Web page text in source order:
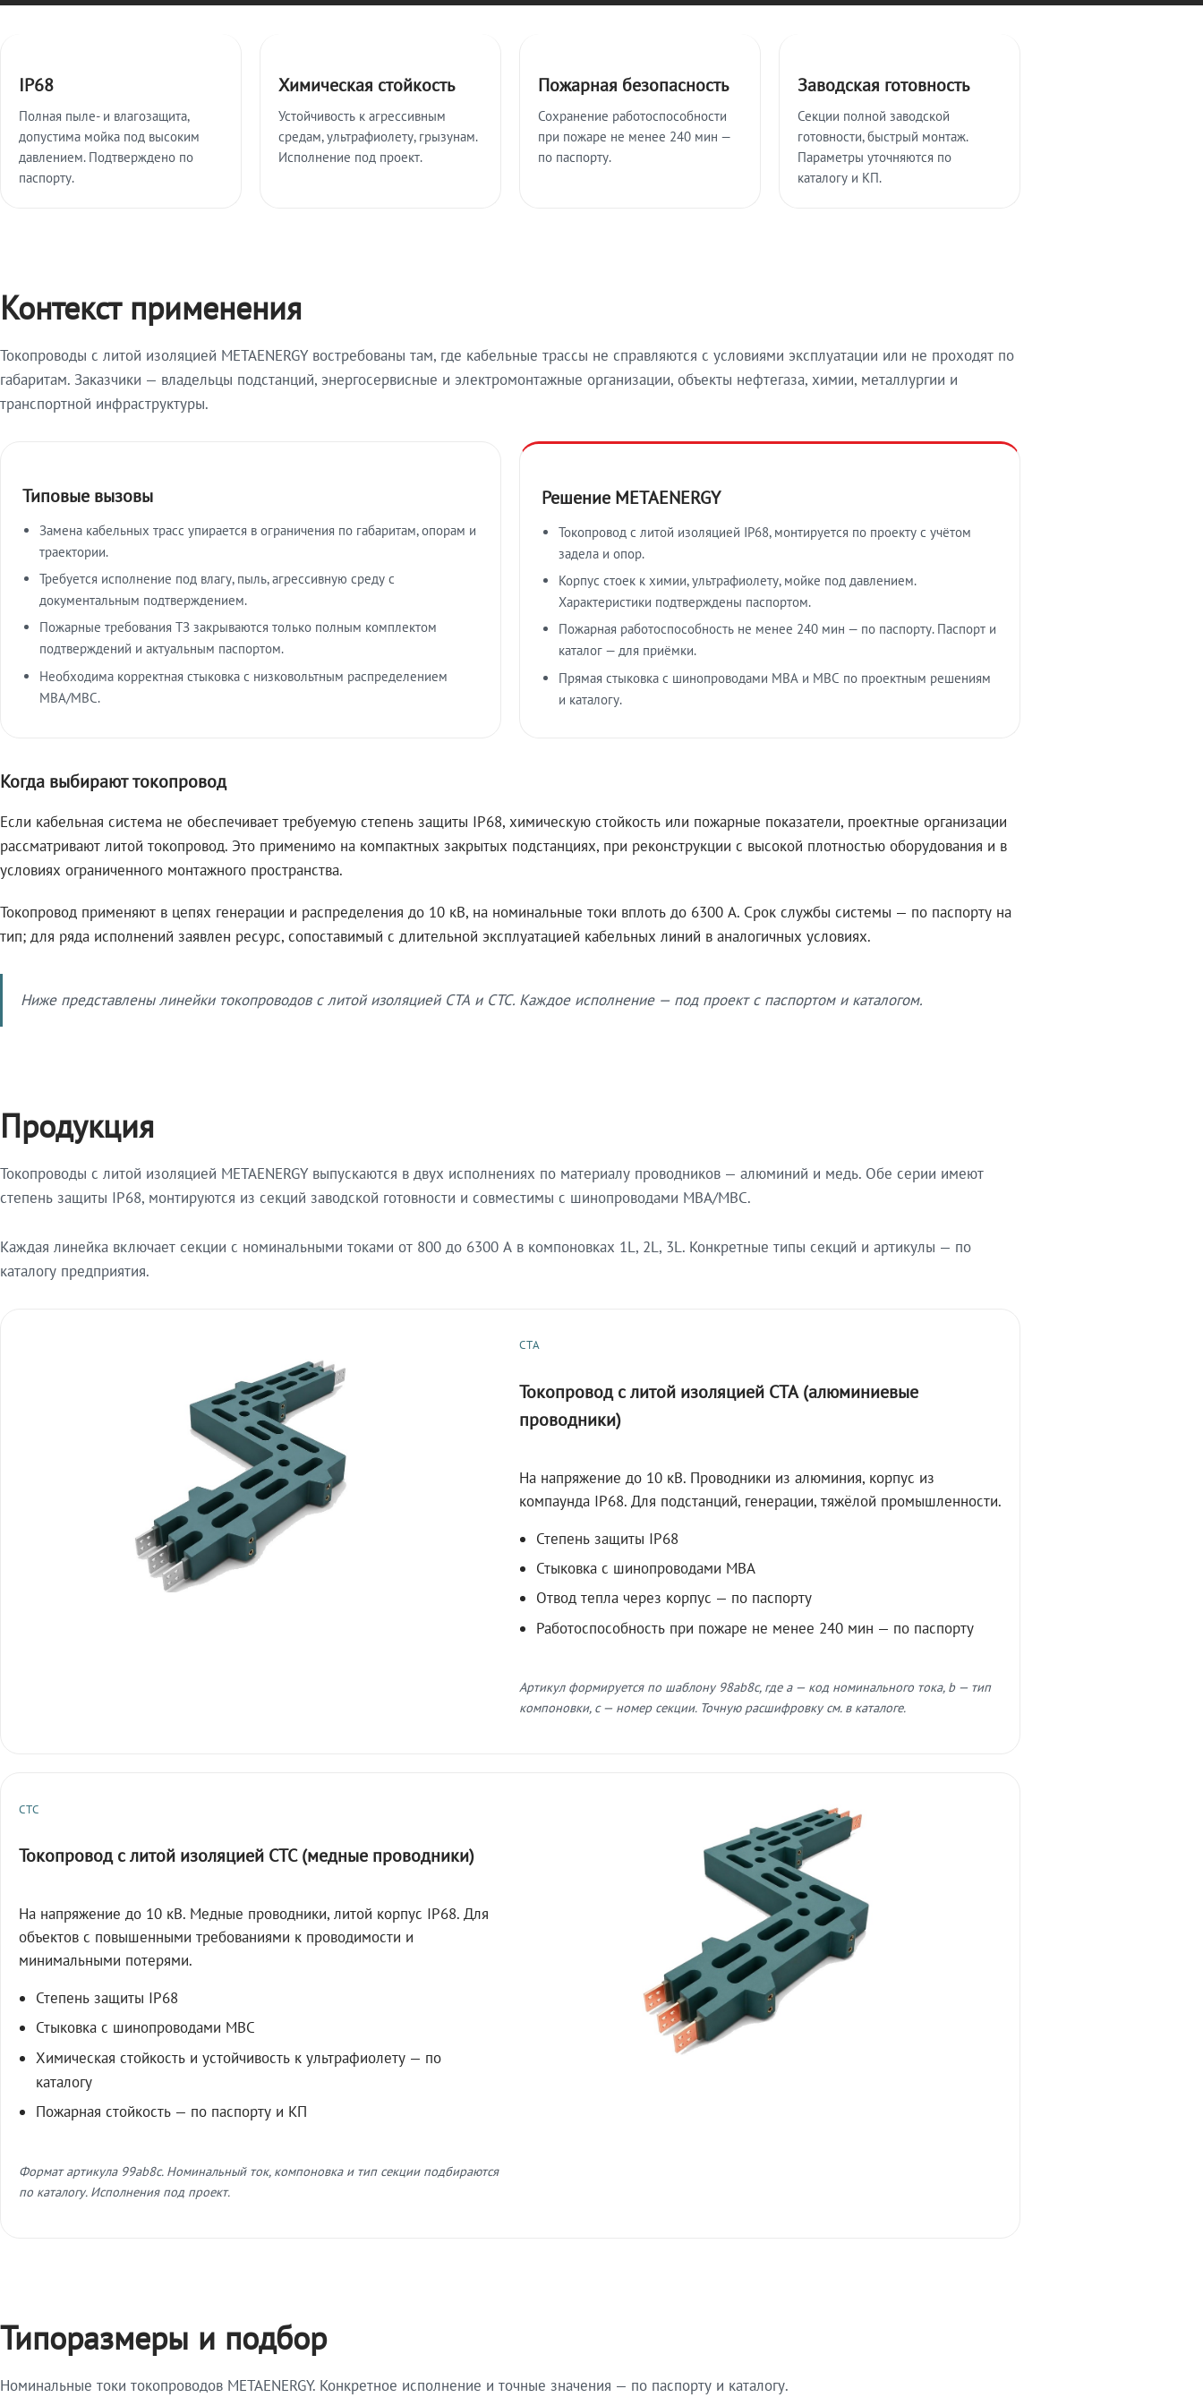
IP68
Полная пыле- и влагозащита,
допустима мойка под высоким
давлением. Подтверждено по
паспорту.
Химическая стойкость
Устойчивость к агрессивным
средам, ультрафиолету, грызунам.
Исполнение под проект.
Пожарная безопасность
Сохранение работоспособности
при пожаре не менее 240 мин —
по паспорту.
Заводская готовность
Секции полной заводской
готовности, быстрый монтаж.
Параметры уточняются по
каталогу и КП.
Контекст применения
Токопроводы с литой изоляцией METAENERGY востребованы там, где кабельные трассы не справляются с условиями эксплуатации или не проходят по
габаритам. Заказчики — владельцы подстанций, энергосервисные и электромонтажные организации, объекты нефтегаза, химии, металлургии и
транспортной инфраструктуры.
Типовые вызовы
Замена кабельных трасс упирается в ограничения по габаритам, опорам и
траектории.
Требуется исполнение под влагу, пыль, агрессивную среду с
документальным подтверждением.
Пожарные требования ТЗ закрываются только полным комплектом
подтверждений и актуальным паспортом.
Необходима корректная стыковка с низковольтным распределением
МВА/МВС.
Решение METAENERGY
Токопровод с литой изоляцией IP68, монтируется по проекту с учётом
задела и опор.
Корпус стоек к химии, ультрафиолету, мойке под давлением.
Характеристики подтверждены паспортом.
Пожарная работоспособность не менее 240 мин — по паспорту. Паспорт и
каталог — для приёмки.
Прямая стыковка с шинопроводами МВА и МВС по проектным решениям
и каталогу.
Когда выбирают токопровод
Если кабельная система не обеспечивает требуемую степень защиты IP68, химическую стойкость или пожарные показатели, проектные организации
рассматривают литой токопровод. Это применимо на компактных закрытых подстанциях, при реконструкции с высокой плотностью оборудования и в
условиях ограниченного монтажного пространства.
Токопровод применяют в цепях генерации и распределения до 10 кВ, на номинальные токи вплоть до 6300 А. Срок службы системы — по паспорту на
тип; для ряда исполнений заявлен ресурс, сопоставимый с длительной эксплуатацией кабельных линий в аналогичных условиях.
Ниже представлены линейки токопроводов с литой изоляцией СТА и СТС. Каждое исполнение — под проект с паспортом и каталогом.
Продукция
Токопроводы с литой изоляцией METAENERGY выпускаются в двух исполнениях по материалу проводников — алюминий и медь. Обе серии имеют
степень защиты IP68, монтируются из секций заводской готовности и совместимы с шинопроводами МВА/МВС.
Каждая линейка включает секции с номинальными токами от 800 до 6300 А в компоновках 1L, 2L, 3L. Конкретные типы секций и артикулы — по
каталогу предприятия.
СТА
Токопровод с литой изоляцией СТА (алюминиевые
проводники)
На напряжение до 10 кВ. Проводники из алюминия, корпус из
компаунда IP68. Для подстанций, генерации, тяжёлой промышленности.
Степень защиты IP68
Стыковка с шинопроводами МВА
Отвод тепла через корпус — по паспорту
Работоспособность при пожаре не менее 240 мин — по паспорту
Артикул формируется по шаблону 98ab8c, где a — код номинального тока, b — тип
компоновки, c — номер секции. Точную расшифровку см. в каталоге.
СТС
Токопровод с литой изоляцией СТС (медные проводники)
На напряжение до 10 кВ. Медные проводники, литой корпус IP68. Для
объектов с повышенными требованиями к проводимости и
минимальными потерями.
Степень защиты IP68
Стыковка с шинопроводами МВС
Химическая стойкость и устойчивость к ультрафиолету — по
каталогу
Пожарная стойкость — по паспорту и КП
Формат артикула 99ab8c. Номинальный ток, компоновка и тип секции подбираются
по каталогу. Исполнения под проект.
Типоразмеры и подбор
Номинальные токи токопроводов METAENERGY. Конкретное исполнение и точные значения — по паспорту и каталогу.